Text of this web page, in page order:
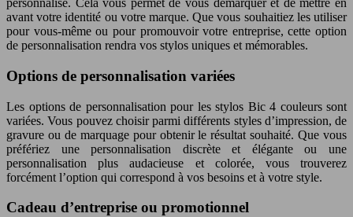
personnalisé. Cela vous permet de vous démarquer et de mettre en
avant votre identité ou votre marque. Que vous souhaitiez les utiliser
pour vous-même ou pour promouvoir votre entreprise, cette option
de personnalisation rendra vos stylos uniques et mémorables.
Options de personnalisation variées
Les options de personnalisation pour les stylos Bic 4 couleurs sont
variées. Vous pouvez choisir parmi différents styles d’impression, de
gravure ou de marquage pour obtenir le résultat souhaité. Que vous
préfériez une personnalisation discrète et élégante ou une
personnalisation plus audacieuse et colorée, vous trouverez
forcément l’option qui correspond à vos besoins et à votre style.
Cadeau d’entreprise ou promotionnel